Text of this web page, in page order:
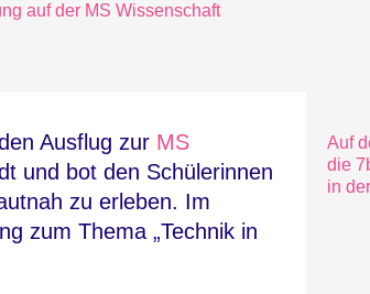
auf der MS Wissenschaft
Ausflug zur MS
und bot den Schülerinnen
zu erleben. Im
zum Thema „Technik in
Auf
die
in